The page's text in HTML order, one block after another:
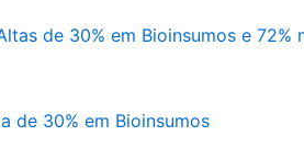
de 30% em Bioinsumos